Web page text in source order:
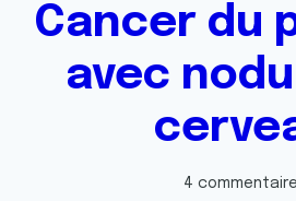
Cancer du
avec
4